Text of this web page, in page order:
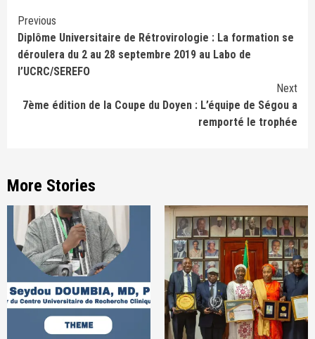
Continue
Reading
Previous
Diplôme Universitaire de Rétrovirologie : La formation se
déroulera du 2 au 28 septembre 2019 au Labo de
l’UCRC/SEREFO
Next
7ème édition de la Coupe du Doyen : L’équipe de Ségou a
remporté le trophée
More Stories